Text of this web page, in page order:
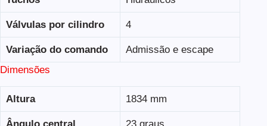
Válvulas por cilindro 4
Variação do comando
Admissão e escape
Dimensões
Altura 1834 mm